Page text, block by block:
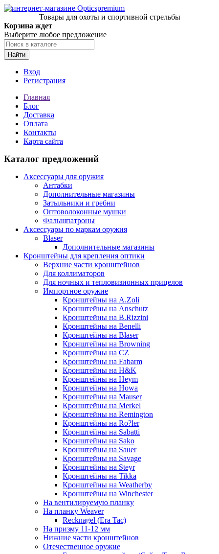
Товары для охоты и спортивной стрельбы
Корзина ждет
Выберите любое предложение
Найти
Вход
Регистрация
Главная
Блог
Доставка
Оплата
Контакты
Карта сайта
Каталог предложений
Аксессуары для оружия
Антабки
Дополнительные магазины
Затыльники и гребни
Оптоволоконные мушки
Фальшпатроны
Аксессуары по маркам оружия
Blaser
Дополнительные магазины
Кронштейны для крепления оптики
Верхние части кронштейнов
Для коллиматоров
Для ночных и тепловизионных прицелов
Импортное оружие
Кронштейны на A.Zoli
Кронштейны на Anschutz
Кронштейны на B.Rizzini
Кронштейны на Benelli
Кронштейны на Blaser
Кронштейны на Browning
Кронштейны на CZ
Кронштейны на Fabarm
Кронштейны на H&K
Кронштейны на Heym
Кронштейны на Howa
Кронштейны на Mauser
Кронштейны на Merkel
Кронштейны на Remington
Кронштейны на Ro?ler
Кронштейны на Sabatti
Кронштейны на Sako
Кронштейны на Sauer
Кронштейны на Savage
Кронштейны на Steyr
Кронштейны на Tikka
Кронштейны на Weatherby
Кронштейны на Winchester
На вентилируемую планку
На планку Weaver
Recknagel (Era Tac)
На призму 11-12 мм
Нижние части кронштейнов
Отечественное оружие